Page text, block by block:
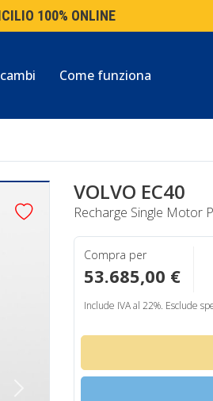
100% ONLINE
Come funziona
VOLVO EC40
Recharge Single Motor
Compra per
53.685,00 €
Include IVA al 22%. Esclude